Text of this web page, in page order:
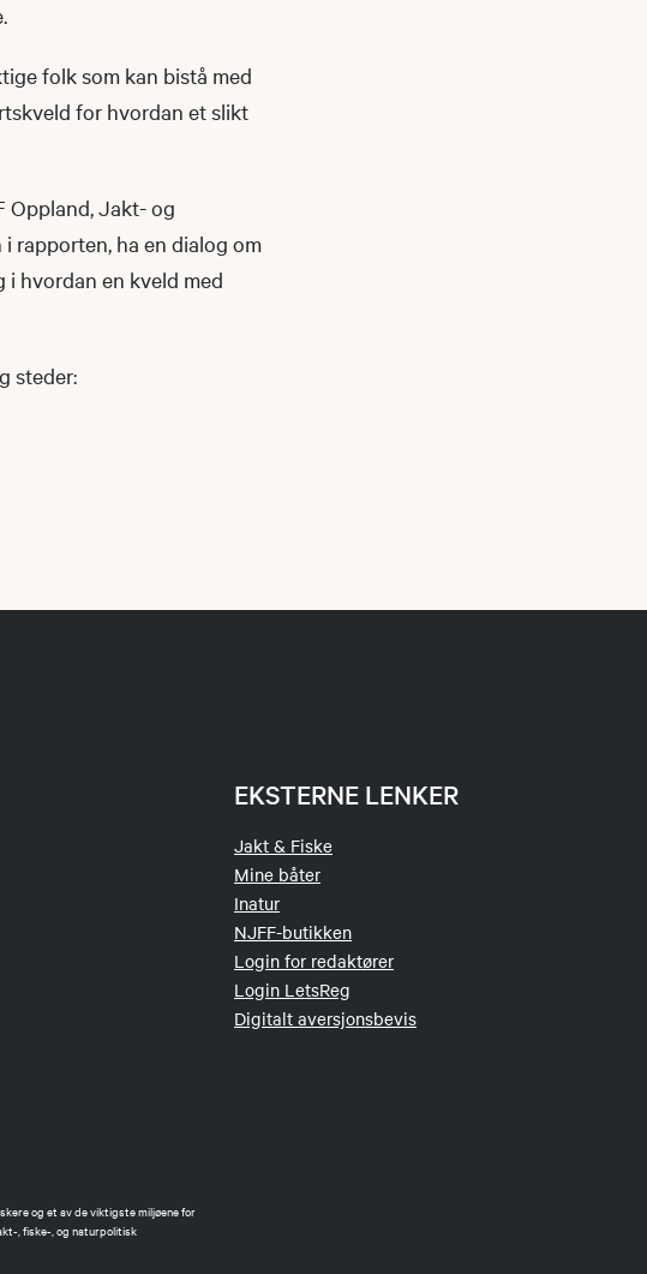
folk som kan bistå med
for hvordan et slikt
Oppland, Jakt- og
rapporten, ha en dialog om
i hvordan en kveld med
steder:
EKSTERNE LENKER
Jakt & Fiske
Mine båter
Inatur
NJFF-butikken
Login for redaktører
Login LetsReg
Digitalt aversjonsbevis
og et av de viktigste miljøene for
, fiske-, og naturpolitisk